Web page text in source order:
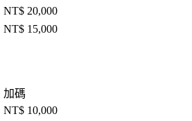
NT$ 20,000
NT$ 15,000
加碼
NT$ 10,000